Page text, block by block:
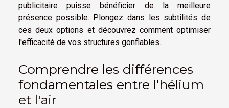
publicitaire puisse bénéficier de la meilleure
présence possible. Plongez dans les subtilités de
ces deux options et découvrez comment optimiser
l'efficacité de vos structures gonflables.
Comprendre les différences
fondamentales entre l'hélium
et l'air